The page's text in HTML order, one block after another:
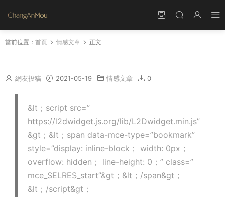
當前位置： 首頁 情感文章 正文
網友投稿 2021-05-19 情感文章 0
&lt；script src=”
https://l2dwidget.js.org/lib/L2Dwidget.min.js”
&gt；&lt；span data-mce-type=”bookmark”
style=”display: inline-block； width: 0px；
overflow: hidden； line-height: 0；” class=”
mce_SELRES_start”&gt；&lt；/span&gt；
&lt；/script&gt；